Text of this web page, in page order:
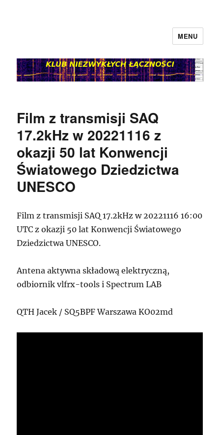
MENU
Film z transmisji SAQ
17.2kHz w 20221116 z
okazji 50 lat Konwencji
Światowego Dziedzictwa
UNESCO
Film z transmisji SAQ 17.2kHz w 20221116 16:00
UTC z okazji 50 lat Konwencji Światowego
Dziedzictwa UNESCO.
Antena aktywna składową elektryczną,
odbiornik vlfrx-tools i Spectrum LAB
QTH Jacek / SQ5BPF Warszawa KO02md